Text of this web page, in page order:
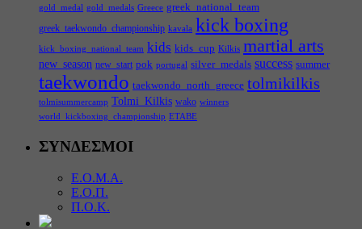
gold_medal gold_medals Greece greek_national_team
greek_taekwondo_championship kavala kick boxing
kick_boxing_national_team kids kids_cup Kilkis martial arts
new_season new_start pok portugal silver_medals success summer
taekwondo taekwondo_north_greece tolmikilkis
tolmisummercamp Tolmi_Kilkis wako winners
world_kickboxing_championship ΕΤΑΒΕ
ΣΥΝΔΕΣΜΟΙ
Ε.Ο.Μ.Α.
Ε.Ο.Π.
Π.Ο.Κ.